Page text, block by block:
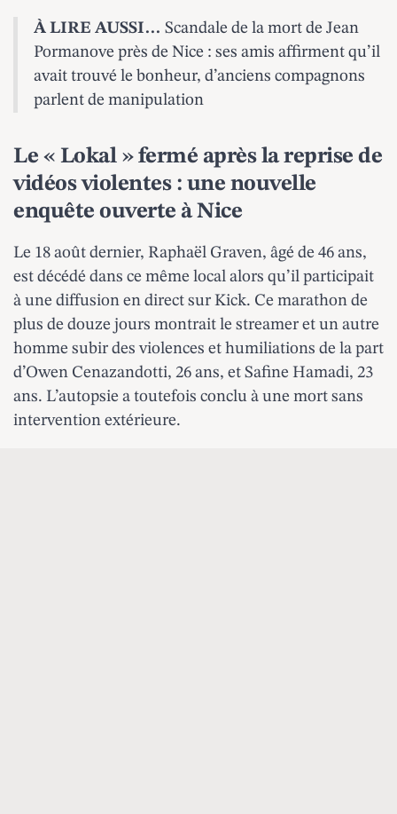
À LIRE AUSSI… Scandale de la mort de Jean
Pormanove près de Nice : ses amis affirment qu’il
avait trouvé le bonheur, d’anciens compagnons
parlent de manipulation
Le « Lokal » fermé après la reprise de
vidéos violentes : une nouvelle
enquête ouverte à Nice
Le 18 août dernier, Raphaël Graven, âgé de 46 ans,
est décédé dans ce même local alors qu’il participait
à une diffusion en direct sur Kick. Ce marathon de
plus de douze jours montrait le streamer et un autre
homme subir des violences et humiliations de la part
d’Owen Cenazandotti, 26 ans, et Safine Hamadi, 23
ans. L’autopsie a toutefois conclu à une mort sans
intervention extérieure.